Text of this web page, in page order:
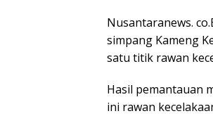
Nusantaranews.
simpang Kameng
satu titik rawan
Hasil pemantauan
ini rawan